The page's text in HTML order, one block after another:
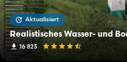
Aktualisiert
16 823